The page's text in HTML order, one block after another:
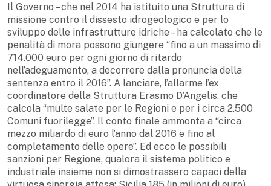
Il Governo – che nel 2014 ha istituito una Struttura di
missione contro il dissesto idrogeologico e per lo
sviluppo delle infrastrutture idriche – ha calcolato che le
penalità di mora possono giungere “fino a un massimo di
714.000 euro per ogni giorno di ritardo
nell’adeguamento, a decorrere dalla pronuncia della
sentenza entro il 2016”. A lanciare, l’allarme l’ex
coordinatore della Struttura Erasmo D’Angelis, che
calcola “multe salate per le Regioni e per i circa 2.500
Comuni fuorilegge”. Il conto finale ammonta a “circa
mezzo miliardo di euro l’anno dal 2016 e fino al
completamento delle opere”. Ed ecco le possibili
sanzioni per Regione, qualora il sistema politico e
industriale insieme non si dimostrassero capaci della